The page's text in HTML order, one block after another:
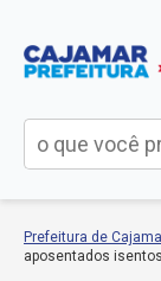
Prefeitura de
aposentados